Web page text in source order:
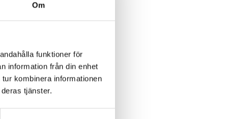
Om
funktioner för
information från din enhet
kombinera informationen
tjänster.